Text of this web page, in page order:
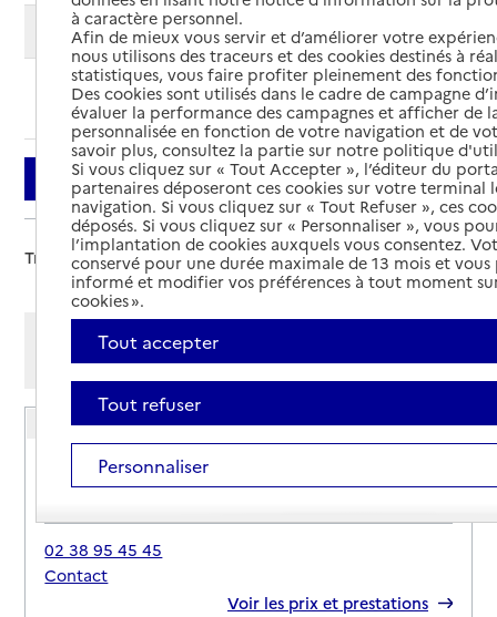
Modifier ma recherche
Ajouter cette recherche aux favoris
Filtrer
Trier par :
Afficher les résultats par:
Mode liste
Mode carte
EHPAD Althaea
Adresse
57 rue Lino Ventura
45200-Amilly
02 38 95 45 45
Contact
Voir les prix et prestations
à caractère personnel.
Afin de mieux vous servir et d’améliorer votre
nous utilisons des traceurs et des cookies destinés à
statistiques, vous faire profiter pleinement des
Des cookies sont utilisés dans le cadre de campagne
évaluer la performance des campagnes et afficher de
personnalisée en fonction de votre navigation et de
savoir plus, consultez la partie sur notre politique
Si vous cliquez sur « Tout Accepter », l’éditeur du
partenaires déposeront ces cookies sur votre terminal
navigation. Si vous cliquez sur « Tout Refuser », ces
déposés. Si vous cliquez sur « Personnaliser », vous
l’implantation de cookies auxquels vous consentez.
conservé pour une durée maximale de 13 mois et
informé et modifier vos préférences à tout moment
cookies ».
Tout accepter
Tout refuser
Personnaliser